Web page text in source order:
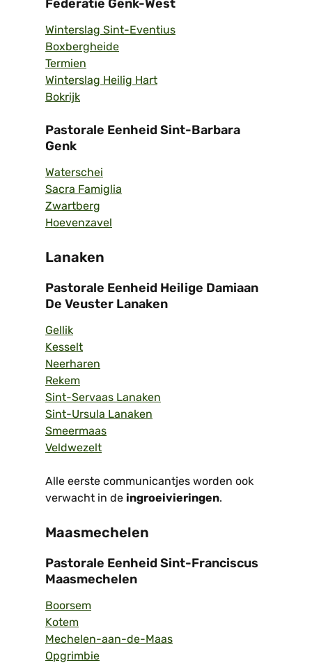
Federatie Genk-West
Winterslag Sint-Eventius
Boxbergheide
Termien
Winterslag Heilig Hart
Bokrijk
Pastorale Eenheid Sint-Barbara
Genk
Waterschei
Sacra Famiglia
Zwartberg
Hoevenzavel
Lanaken
Pastorale Eenheid Heilige Damiaan
De Veuster Lanaken
Gellik
Kesselt
Neerharen
Rekem
Sint-Servaas Lanaken
Sint-Ursula Lanaken
Smeermaas
Veldwezelt
Alle eerste communicantjes worden ook
verwacht in de ingroeivieringen.
Maasmechelen
Pastorale Eenheid Sint-Franciscus
Maasmechelen
Boorsem
Kotem
Mechelen-aan-de-Maas
Opgrimbie